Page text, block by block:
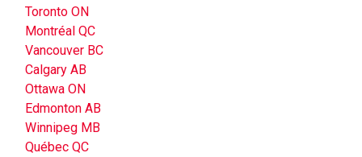
Toronto ON
Montréal QC
Vancouver BC
Calgary AB
Ottawa ON
Edmonton AB
Winnipeg MB
Québec QC